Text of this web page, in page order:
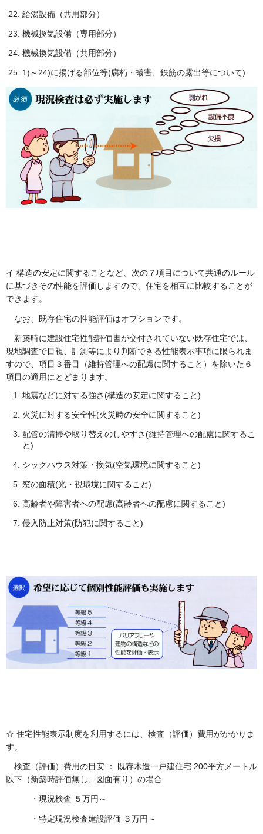
給湯設備（共用部分）
機械換気設備（専用部分）
機械換気設備（共用部分）
1)～24)に揚げる部位等(腐朽・蟻害、鉄筋の露出等について)
イ 構造の安定に関することなど、次の７項目について共通のルール
に基づきその性能を評価しますので、住宅を相互に比較することが
できます。
なお、既存住宅の性能評価はオプションです。
新築時に建設住宅性能評価書が交付されていない既存住宅では、
現地調査で目視、計測等により判断できる性能表示事項に限られま
すので、項目３番目（維持管理への配慮に関すること）を除いた６
項目の適用にとどまります。
地震などに対する強さ(構造の安定に関すること)
火災に対する安全性(火災時の安全に関すること)
配管の清掃や取り替えのしやすさ(維持管理への配慮に関するこ
と)
シックハウス対策・換気(空気環境に関すること)
窓の面積(光・視環境に関すること)
高齢者や障害者への配慮(高齢者への配慮に関すること)
侵入防止対策(防犯に関すること)
☆ 住宅性能表示制度を利用するには、検査（評価）費用がかかりま
す。
検査（評価）費用の目安 ： 既存木造一戸建住宅 200平方メートル
以下（新築時評価無し、図面有り）の場合
・現況検査 ５万円～
・特定現況検査建設評価 ３万円～